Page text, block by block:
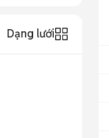
Dạng lưới